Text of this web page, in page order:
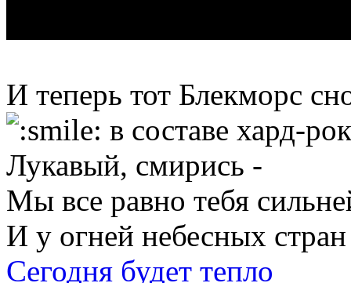
И теперь тот Блекморс
в составе хард-
Лукавый, смирись -
Мы все равно тебя
И у огней небесных стран
Сегодня будет тепло